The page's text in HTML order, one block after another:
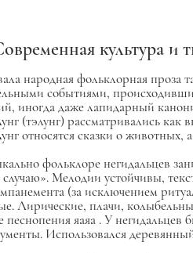
культура и
народная фольклорная проза
событиями,
иногда даже лапидарный
(тэлунг)рассматривались как
относятся сказки о животных,
фольклоре негидальцев
Мелодии устойчивы,
(за исключением
Лирические, плачи,
песнопенияяаяа . У негидальцев
Использовался